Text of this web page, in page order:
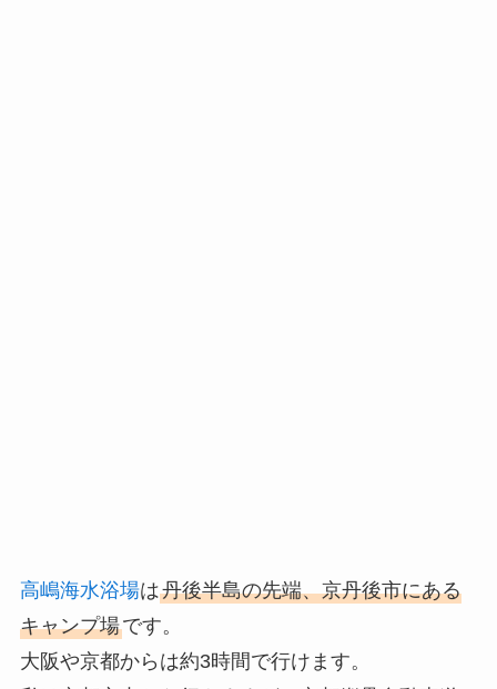
高嶋海水浴場は丹後半島の先端、京丹後市にある
キャンプ場です。
大阪や京都からは約3時間で行けます。